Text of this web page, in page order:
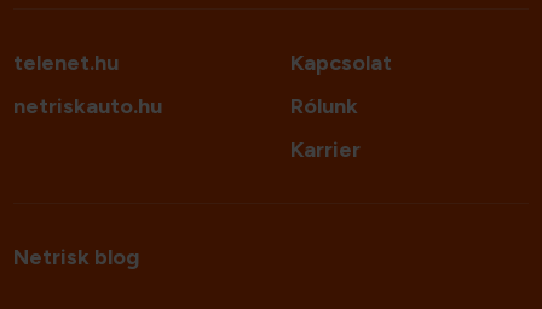
telenet.hu
netriskauto.hu
Kapcsolat
Rólunk
Karrier
Netrisk blog